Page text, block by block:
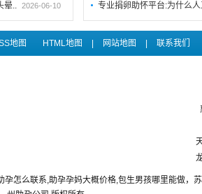
晕.. 2026-06-10
专业捐卵助怀平台:为什么
地图 HTML地图 网站地图 联系我们
怎么联系,助孕孕妈大概价格,包生男孩哪里能做，苏